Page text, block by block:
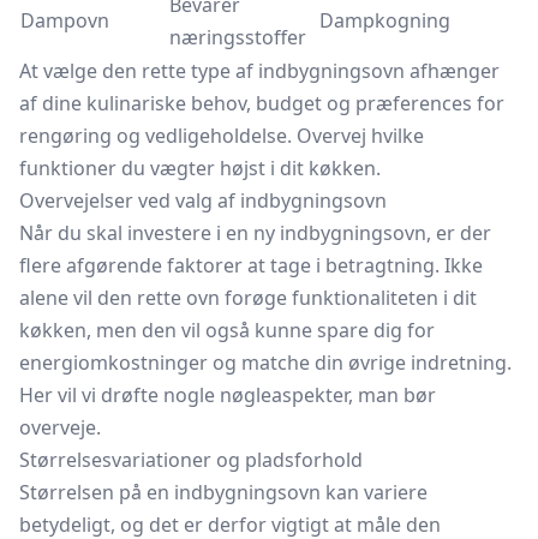
Dampovn
næringsstoffer
Dampkogning
At vælge den rette type af indbygningsovn afhænger
af dine kulinariske behov, budget og præferences for
rengøring og vedligeholdelse. Overvej hvilke
funktioner du vægter højst i dit køkken.
Overvejelser ved valg af indbygningsovn
Når du skal investere i en ny indbygningsovn, er der
flere afgørende faktorer at tage i betragtning. Ikke
alene vil den rette ovn forøge funktionaliteten i dit
køkken, men den vil også kunne spare dig for
energiomkostninger og matche din øvrige indretning.
Her vil vi drøfte nogle nøgleaspekter, man bør
overveje.
Størrelsesvariationer og pladsforhold
Størrelsen på en indbygningsovn kan variere
betydeligt, og det er derfor vigtigt at måle den